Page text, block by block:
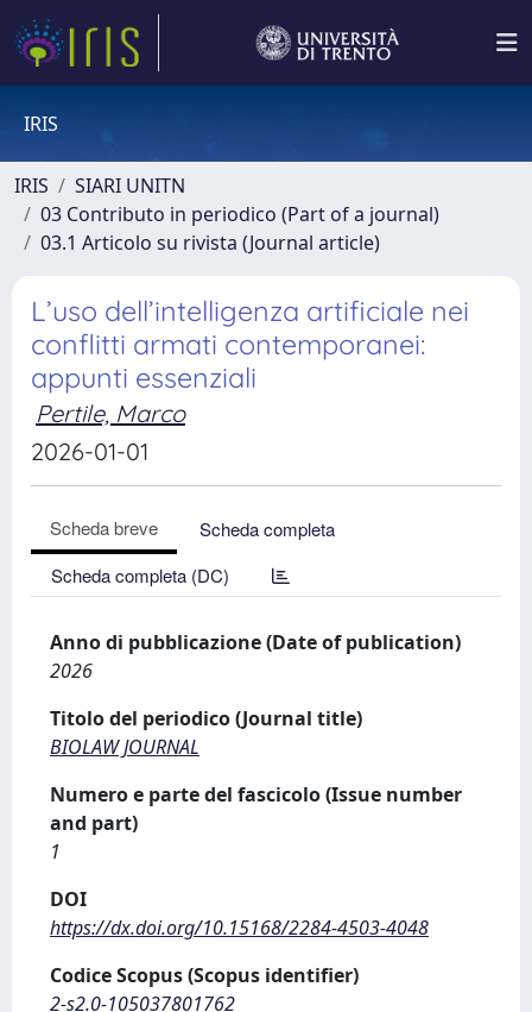
IRIS
IRIS
SIARI UNITN
03 Contributo in periodico (Part of a journal)
03.1 Articolo su rivista (Journal article)
L’uso dell’intelligenza artificiale nei
conflitti armati contemporanei:
appunti essenziali
Pertile, Marco
2026-01-01
Scheda breve
Scheda completa
Scheda completa (DC)
Anno di pubblicazione (Date of publication)
2026
Titolo del periodico (Journal title)
BIOLAW JOURNAL
Numero e parte del fascicolo (Issue number
and part)
1
DOI
https://dx.doi.org/10.15168/2284-4503-4048
Codice Scopus (Scopus identifier)
2-s2.0-105037801762